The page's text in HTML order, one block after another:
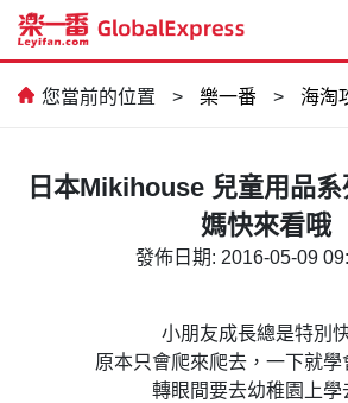
您當前的位置 > 樂一番 > 海淘
，我終於實現相機自由啦✨
日本Mikihouse 兒童用品
媽快來看哦
發佈日期: 2016-05-09
小朋友成長總是特別
原本只會爬來爬去，一下就學
轉眼間要去幼稚園上學